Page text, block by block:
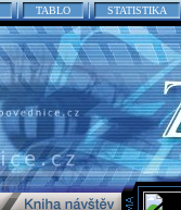
TABLO STATISTIKA